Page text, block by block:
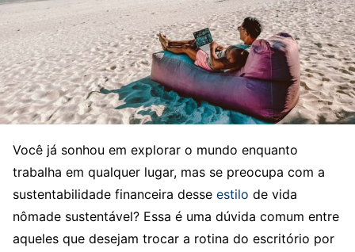
Você já sonhou em explorar o mundo enquanto
trabalha em qualquer lugar, mas se preocupa com a
sustentabilidade financeira desse estilo de vida
nômade sustentável? Essa é uma dúvida comum entre
aqueles que desejam trocar a rotina do escritório por